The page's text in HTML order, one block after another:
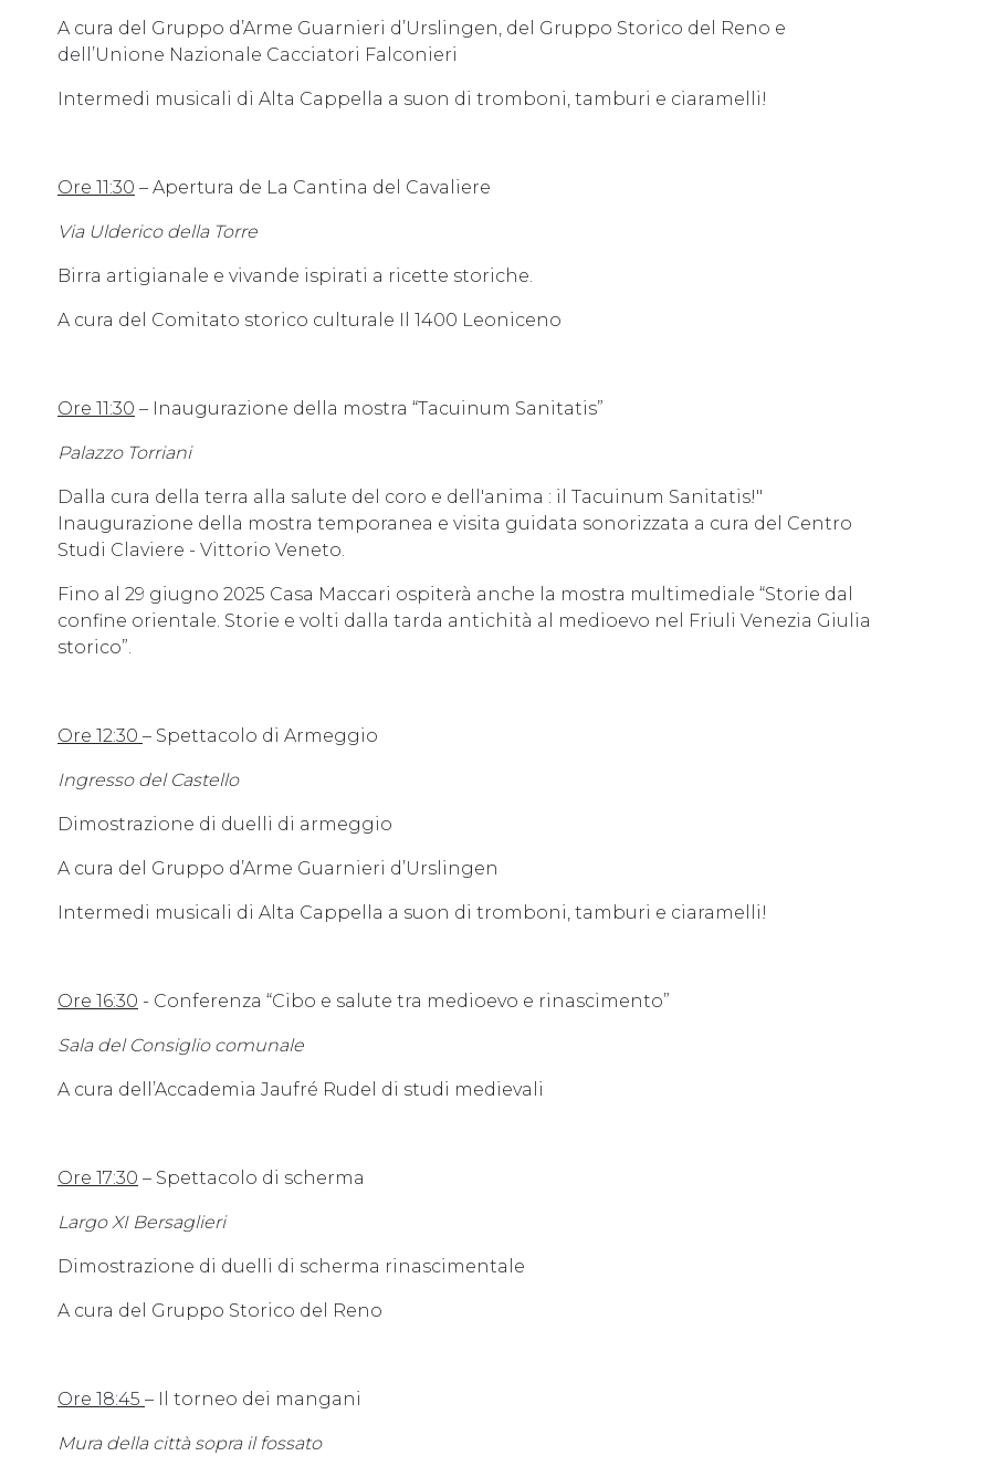
A cura del Gruppo d’Arme Guarnieri d’Urslingen, del Gruppo Storico del Reno e
dell’Unione Nazionale Cacciatori Falconieri
Intermedi musicali di Alta Cappella a suon di tromboni, tamburi e ciaramelli!
Ore 11:30 – Apertura de La Cantina del Cavaliere
Via Ulderico della Torre
Birra artigianale e vivande ispirati a ricette storiche.
A cura del Comitato storico culturale Il 1400 Leoniceno
Ore 11:30 – Inaugurazione della mostra “Tacuinum Sanitatis”
Palazzo Torriani
Dalla cura della terra alla salute del coro e dell'anima : il Tacuinum Sanitatis!"
Inaugurazione della mostra temporanea e visita guidata sonorizzata a cura del Centro
Studi Claviere - Vittorio Veneto.
Fino al 29 giugno 2025 Casa Maccari ospiterà anche la mostra multimediale “Storie dal
confine orientale. Storie e volti dalla tarda antichità al medioevo nel Friuli Venezia Giulia
storico”.
Ore 12:30 – Spettacolo di Armeggio
Ingresso del Castello
Dimostrazione di duelli di armeggio
A cura del Gruppo d’Arme Guarnieri d’Urslingen
Intermedi musicali di Alta Cappella a suon di tromboni, tamburi e ciaramelli!
Ore 16:30 - Conferenza “Cibo e salute tra medioevo e rinascimento”
Sala del Consiglio comunale
A cura dell’Accademia Jaufré Rudel di studi medievali
Ore 17:30 – Spettacolo di scherma
Largo XI Bersaglieri
Dimostrazione di duelli di scherma rinascimentale
A cura del Gruppo Storico del Reno
Ore 18:45 – Il torneo dei mangani
Mura della città sopra il fossato